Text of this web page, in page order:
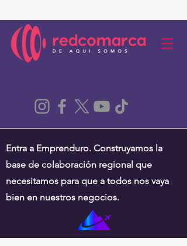
Entra a Emprenduro. Construyamos la
base de colaboración regional que
necesitamos para que a todos nos vaya
bien en nuestros negocios.